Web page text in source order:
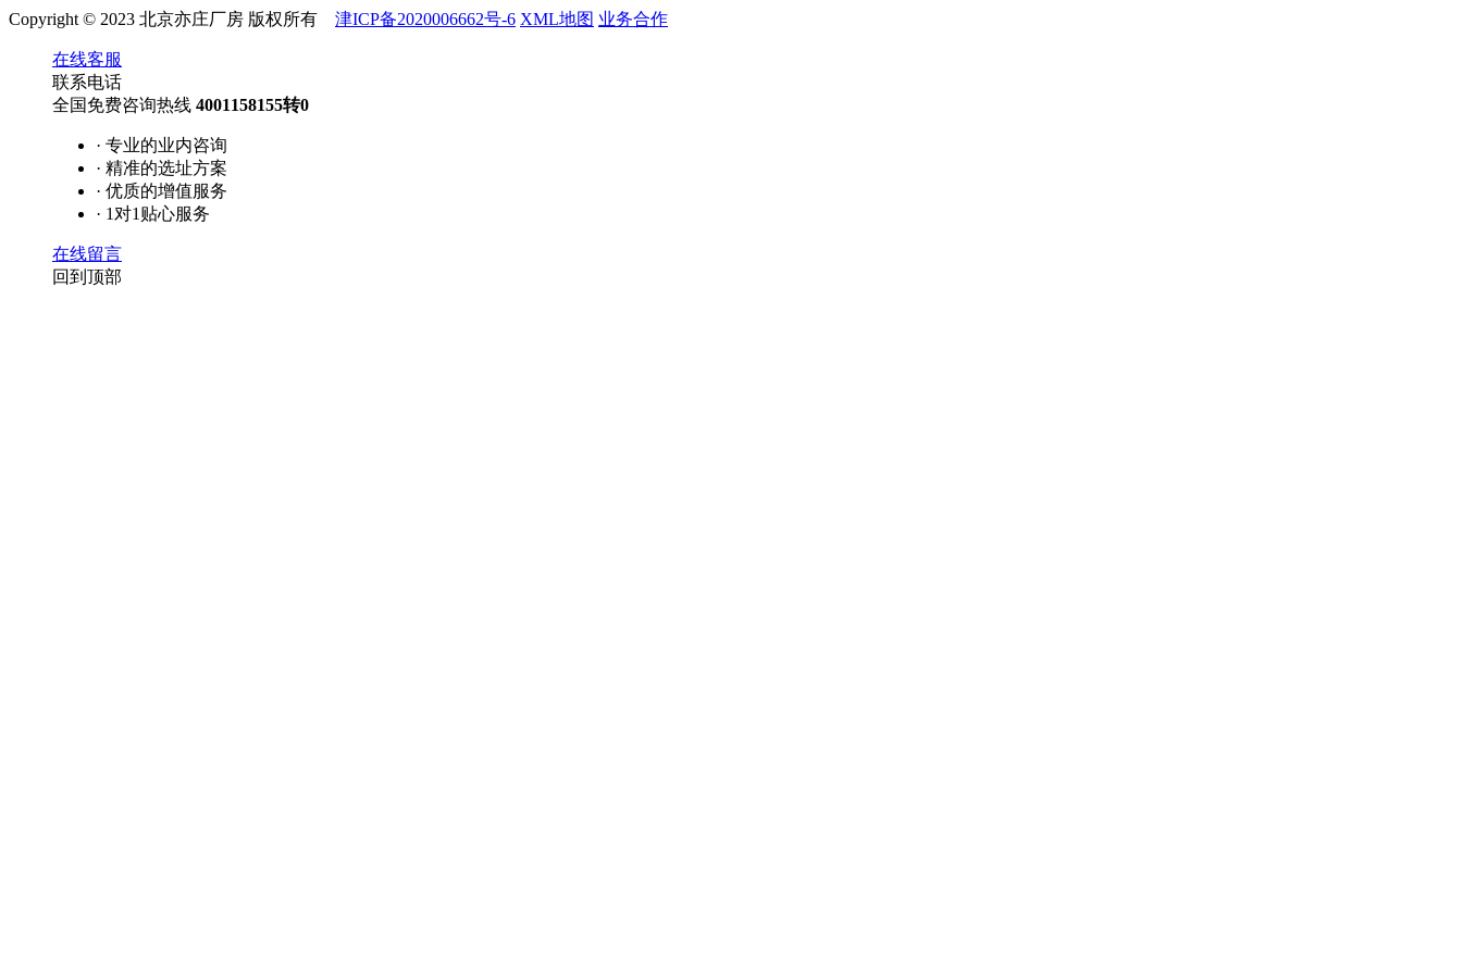
Copyright © 2023 北京亦庄厂房 版权所有 津ICP备2020006662号-6 XML地图 业务合作
在线客服
联系电话
全国免费咨询热线 4001158155转0
· 专业的业内咨询
· 精准的选址方案
· 优质的增值服务
· 1对1贴心服务
在线留言
回到顶部